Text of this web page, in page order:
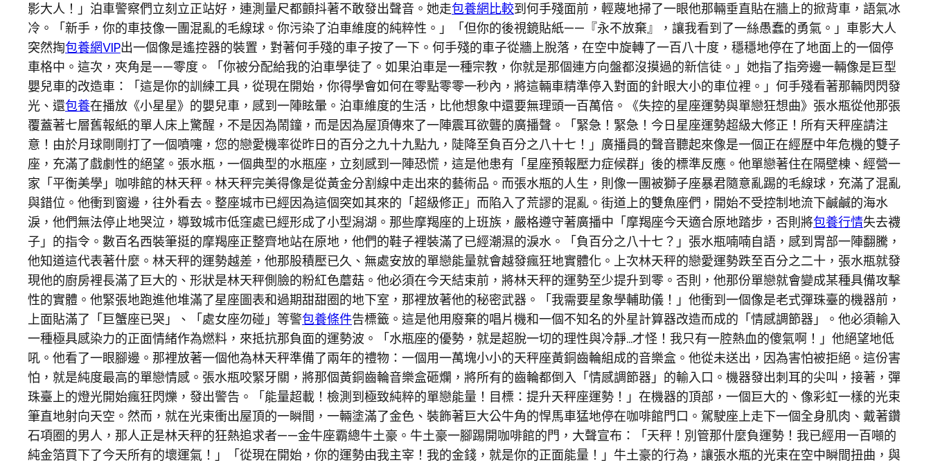
影大人！」泊車警察們立刻立正站好，連測量尺都顫抖著不敢發出聲音。她走包養網比較到何手殘面前，輕蔑地掃了一眼他那輛垂直貼在牆上的掀背車，語氣冰
冷。「新手，你的車技像一團混亂的毛線球。你污染了泊車維度的純粹性。」「但你的後視鏡貼紙——『永不放棄』，讓我看到了一絲愚蠢的勇氣。」車影大人
突然掏包養網VIP出一個像是遙控器的裝置，對著何手殘的車子按了一下。何手殘的車子從牆上脫落，在空中旋轉了一百八十度，穩穩地停在了地面上的一個停
車格中。這次，夾角是——零度。「你被分配給我的泊車學徒了。如果泊車是一種宗教，你就是那個連方向盤都沒摸過的新信徒。」她指了指旁邊一輛像是巨型
嬰兒車的改造車：「這是你的訓練工具，從現在開始，你得學會如何在零點零零一秒內，將這輛車精準停入對面的針眼大小的車位裡。」何手殘看著那輛閃閃發
光、還包養在播放《小星星》的嬰兒車，感到一陣眩暈。泊車維度的生活，比他想象中還要無理頭一百萬倍。《失控的星座運勢與單戀狂想曲》張水瓶從他那張
覆蓋著七層舊報紙的單人床上驚醒，不是因為鬧鐘，而是因為屋頂傳來了一陣震耳欲聾的廣播聲。「緊急！緊急！今日星座運勢超級大修正！所有天秤座請注
意！由於月球剛剛打了一個噴嚏，您的戀愛機率從昨日的百分之九十九點九，陡降至負百分之八十七！」廣播員的聲音聽起來像是一個正在經歷中年危機的雙子
座，充滿了戲劇性的絕望。張水瓶，一個典型的水瓶座，立刻感到一陣恐慌，這是他患有「星座預報壓力症候群」後的標準反應。他單戀著住在隔壁棟、經營一
家「平衡美學」咖啡館的林天秤。林天秤完美得像是從黃金分割線中走出來的藝術品。而張水瓶的人生，則像一團被獅子座暴君隨意亂踢的毛線球，充滿了混亂
與錯位。他衝到窗邊，往外看去。整座城市已經因為這個突如其來的「超級修正」而陷入了荒謬的混亂。街道上的雙魚座們，開始不受控制地流下鹹鹹的海水
淚，他們無法停止地哭泣，導致城市低窪處已經形成了小型潟湖。那些摩羯座的上班族，嚴格遵守著廣播中「摩羯座今天適合原地踏步，否則將包養行情失去襪
子」的指令。數百名西裝筆挺的摩羯座正整齊地站在原地，他們的鞋子裡裝滿了已經潮濕的淚水。「負百分之八十七？」張水瓶喃喃自語，感到胃部一陣翻騰，
他知道這代表著什麼。林天秤的運勢越差，他那股積壓已久、無處安放的單戀能量就會越發瘋狂地實體化。上次林天秤的戀愛運勢跌至百分之二十，張水瓶就發
現他的廚房裡長滿了巨大的、形狀是林天秤側臉的粉紅色蘑菇。他必須在今天結束前，將林天秤的運勢至少提升到零。否則，他那份單戀就會變成某種具備攻擊
性的實體。他緊張地跑進他堆滿了星座圖表和過期甜甜圈的地下室，那裡放著他的秘密武器。「我需要星象學輔助儀！」他衝到一個像是老式彈珠臺的機器前，
上面貼滿了「巨蟹座已哭」、「處女座勿碰」等警包養條件告標籤。這是他用廢棄的唱片機和一個不知名的外星計算器改造而成的「情感調節器」。他必須輸入
一種極具感染力的正面情緒作為燃料，來抵抗那負面的運勢波。「水瓶座的優勢，就是超脫一切的理性與冷靜…才怪！我只有一腔熱血的傻氣啊！」他絕望地低
吼。他看了一眼腳邊。那裡放著一個他為林天秤準備了兩年的禮物：一個用一萬塊小小的天秤座黃銅齒輪組成的音樂盒。他從未送出，因為害怕被拒絕。這份害
怕，就是純度最高的單戀情感。張水瓶咬緊牙關，將那個黃銅齒輪音樂盒砸爛，將所有的齒輪都倒入「情感調節器」的輸入口。機器發出刺耳的尖叫，接著，彈
珠臺上的燈光開始瘋狂閃爍，發出警告。「能量超載！檢測到極致純粹的單戀能量！目標：提升天秤座運勢！」在機器的頂部，一個巨大的、像彩虹一樣的光束
筆直地射向天空。然而，就在光束衝出屋頂的一瞬間，一輛塗滿了金色、裝飾著巨大公牛角的悍馬車猛地停在咖啡館門口。駕駛座上走下一個全身肌肉、戴著鑽
石項圈的男人，那人正是林天秤的狂熱追求者——金牛座霸總牛土豪。牛土豪一腳踢開咖啡館的門，大聲宣布：「天秤！別管那什麼負運勢！我已經用一百噸的
純金箔買下了今天所有的壞運氣！」「從現在開始，你的運勢由我主宰！我的金錢，就是你的正面能量！」牛土豪的行為，讓張水瓶的光束在空中瞬間扭曲，與